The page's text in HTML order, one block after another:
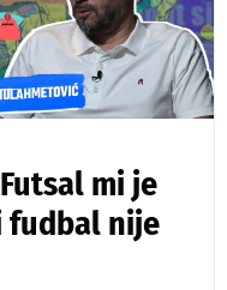
mi je
fudbal nije